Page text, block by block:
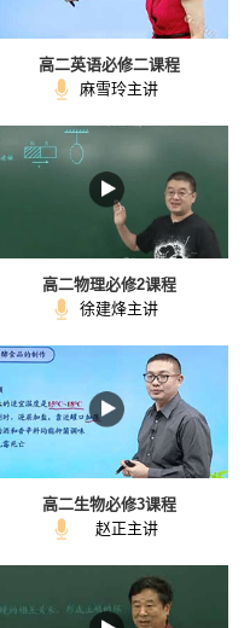
高二英语必修二课程
麻雪玲主讲
高二物理必修2课程
徐建烽主讲
高二生物必修3课程
赵正主讲